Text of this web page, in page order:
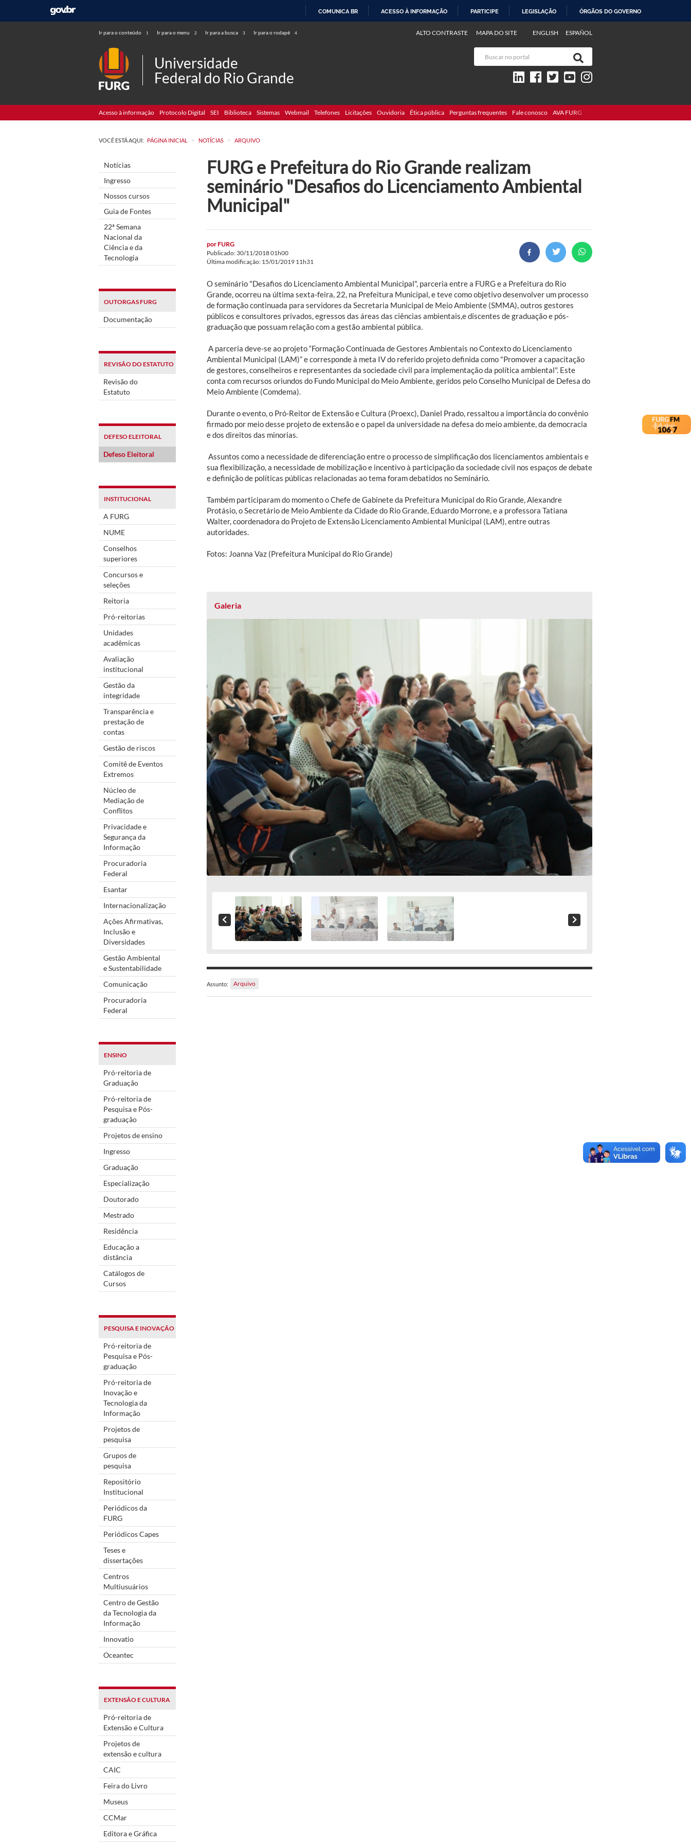
COMUNICA BR ACESSO À INFORMAÇÃO PARTICIPE LEGISLAÇÃO ÓRGÃOS DO GOVERNO
Ir para o conteúdo 1 Ir para o menu 2 Ir para a busca 3 Ir para o rodapé 4 ENGLISH ESPAÑOL
ALTO CONTRASTE MAPA DO SITE
Universidade
Federal do Rio Grande
Acesso à informação Protocolo Digital SEI Biblioteca Sistemas Webmail Telefones Licitações Ouvidoria Ética pública Perguntas frequentes Fale conosco AVA FURG
VOCÊ ESTÁ AQUI: PÁGINA INICIAL > NOTÍCIAS > ARQUIVO
Notícias
Ingresso
Nossos cursos
Guia de Fontes
22ª Semana
Nacional da
Ciência e da
Tecnologia
OUTORGAS FURG
Documentação
REVISÃO DO ESTATUTO
Revisão do
Estatuto
DEFESO ELEITORAL
Defeso Eleitoral
INSTITUCIONAL
A FURG
NUME
Conselhos
superiores
Concursos e
seleções
Reitoria
Pró-reitorias
Unidades
acadêmicas
Avaliação
institucional
Gestão da
integridade
Transparência e
prestação de
contas
Gestão de riscos
Comitê de Eventos
Extremos
Núcleo de
Mediação de
Conflitos
Privacidade e
Segurança da
Informação
Procuradoria
Federal
Esantar
Internacionalização
Ações Afirmativas,
Inclusão e
Diversidades
Gestão Ambiental
e Sustentabilidade
Comunicação
Procuradoria
Federal
ENSINO
Pró-reitoria de
Graduação
Pró-reitoria de
Pesquisa e Pós-
graduação
Projetos de ensino
Ingresso
Graduação
Especialização
Doutorado
Mestrado
Residência
Educação a
distância
Catálogos de
Cursos
PESQUISA E INOVAÇÃO
Pró-reitoria de
Pesquisa e Pós-
graduação
Pró-reitoria de
Inovação e
Tecnologia da
Informação
Projetos de
pesquisa
Grupos de
pesquisa
Repositório
Institucional
Periódicos da
FURG
Periódicos Capes
Teses e
dissertações
Centros
Multiusuários
Centro de Gestão
da Tecnologia da
Informação
Innovatio
Oceantec
EXTENSÃO E CULTURA
Pró-reitoria de
Extensão e Cultura
Projetos de
extensão e cultura
CAIC
Feira do Livro
Museus
CCMar
Editora e Gráfica
FURG e Prefeitura do Rio Grande realizam
seminário "Desafios do Licenciamento Ambiental
Municipal"
por FURG
Publicado: 30/11/2018 01h00
Última modificação: 15/01/2019 11h31
O seminário "Desafios do Licenciamento Ambiental Municipal", parceria entre a FURG e a Prefeitura do Rio
Grande, ocorreu na última sexta-feira, 22, na Prefeitura Municipal, e teve como objetivo desenvolver um processo
de formação continuada para servidores da Secretaria Municipal de Meio Ambiente (SMMA), outros gestores
públicos e consultores privados, egressos das áreas das ciências ambientais,e discentes de graduação e pós-
graduação que possuam relação com a gestão ambiental pública.
A parceria deve-se ao projeto “Formação Continuada de Gestores Ambientais no Contexto do Licenciamento
Ambiental Municipal (LAM)” e corresponde à meta IV do referido projeto definida como "Promover a capacitação
de gestores, conselheiros e representantes da sociedade civil para implementação da política ambiental". Este
conta com recursos oriundos do Fundo Municipal do Meio Ambiente, geridos pelo Conselho Municipal de Defesa do
Meio Ambiente (Comdema).
Durante o evento, o Pró-Reitor de Extensão e Cultura (Proexc), Daniel Prado, ressaltou a importância do convênio
firmado por meio desse projeto de extensão e o papel da universidade na defesa do meio ambiente, da democracia
e dos direitos das minorias.
Assuntos como a necessidade de diferenciação entre o processo de simplificação dos licenciamentos ambientais e
sua flexibilização, a necessidade de mobilização e incentivo à participação da sociedade civil nos espaços de debate
e definição de políticas públicas relacionadas ao tema foram debatidos no Seminário.
Também participaram do momento o Chefe de Gabinete da Prefeitura Municipal do Rio Grande, Alexandre
Protásio, o Secretário de Meio Ambiente da Cidade do Rio Grande, Eduardo Morrone, e a professora Tatiana
Walter, coordenadora do Projeto de Extensão Licenciamento Ambiental Municipal (LAM), entre outras
autoridades.
Fotos: Joanna Vaz (Prefeitura Municipal do Rio Grande)
Galeria
Assunto: Arquivo